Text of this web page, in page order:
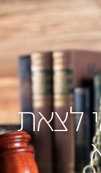
04-
לצאת